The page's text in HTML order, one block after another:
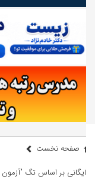
صفحه نخست
بایگانی بر اساس تگ "آزمون 13 تیر 1404 سال یازدهم انسانی"